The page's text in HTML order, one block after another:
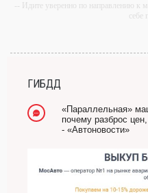
-- Идите уверенно по направлению к
-- Лучшее, что можно сделать с
Он никогда не бывает
ГИБДД
«Параллельная»
почему разброс
- «Автоновости»